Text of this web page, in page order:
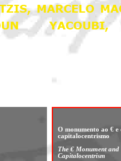
O monumento ao € e
capitalocentrismo
The € Monument and
Capitalocentrism